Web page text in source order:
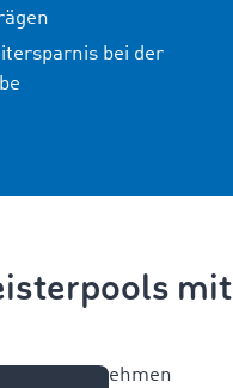
bei der
mit
sein Unternehmen